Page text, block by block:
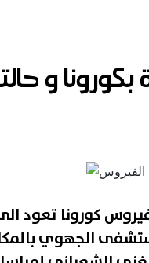
و
كورونا تعود
الكوفيد -19 بالمستشفى